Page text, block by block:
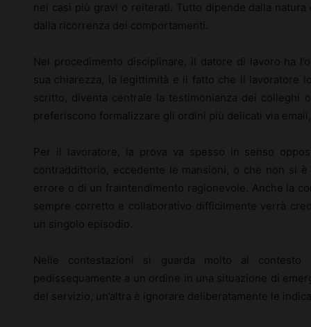
nei casi più gravi o reiterati. Tutto dipende dalla
dalla ricorrenza dei comportamenti.
Nel procedimento disciplinare, il datore di lavoro ha
sua chiarezza, la legittimità e il fatto che il lavoratore
scritto, diventa centrale la testimonianza dei colleghi
preferiscono formalizzare gli ordini più delicati via
Per il lavoratore, la prova va spesso in senso
contraddittorio, eccedente le mansioni, o che non si
errore o di un fraintendimento ragionevole. Anche la
sempre corretto e collaborativo difficilmente verrà
un singolo episodio.
Nelle contestazioni si guarda molto al
pedissequamente a un ordine in una situazione di
del servizio, un’altra è ignorare deliberatamente le